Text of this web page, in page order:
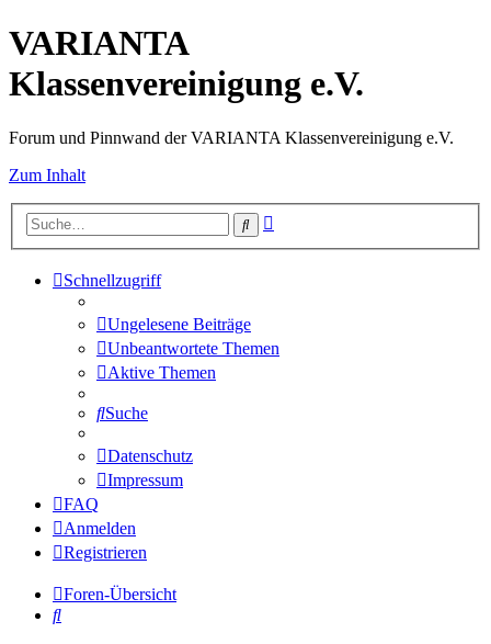
VARIANTA
Klassenvereinigung e.V.
Forum und Pinnwand der VARIANTA Klassenvereinigung e.V.
Zum Inhalt
Suche
Schnellzugriff
Ungelesene Beiträge
Unbeantwortete Themen
Aktive Themen
Suche
Datenschutz
Impressum
FAQ
Anmelden
Registrieren
Foren-Übersicht
Suche